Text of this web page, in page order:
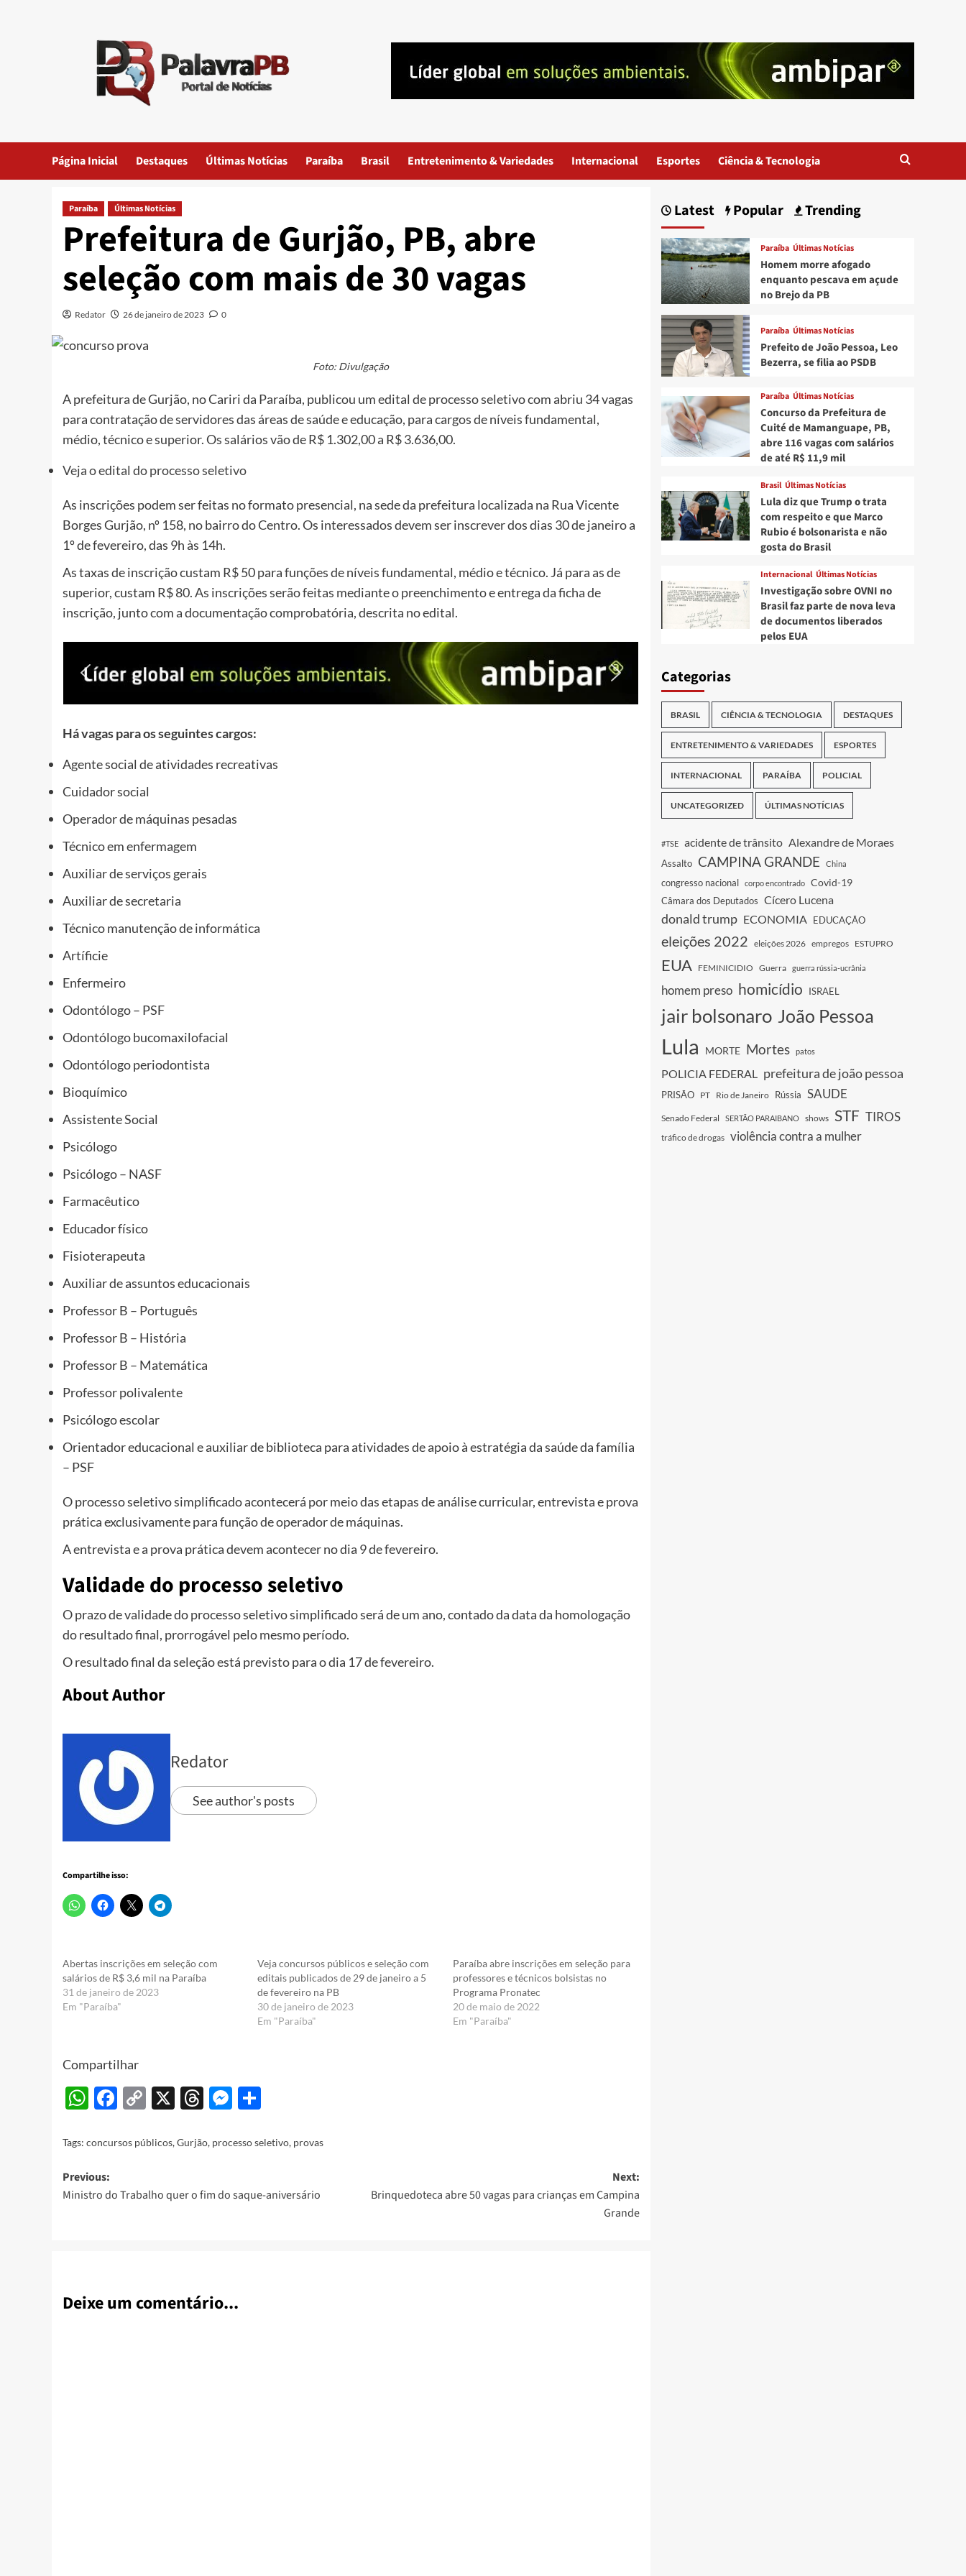
Página Inicial Destaques Últimas Notícias Paraíba Brasil Entretenimento & Variedades Internacional Esportes Ciência & Tecnologia
Paraíba Últimas Notícias
Prefeitura de Gurjão, PB, abre
seleção com mais de 30 vagas
Redator 26 de janeiro de 2023 0
Foto: Divulgação
A prefeitura de Gurjão, no Cariri da Paraíba, publicou um edital de processo seletivo com abriu 34 vagas
para contratação de servidores das áreas de saúde e educação, para cargos de níveis fundamental,
médio, técnico e superior. Os salários vão de R$ 1.302,00 a R$ 3.636,00.
Veja o edital do processo seletivo
As inscrições podem ser feitas no formato presencial, na sede da prefeitura localizada na Rua Vicente
Borges Gurjão, nº 158, no bairro do Centro. Os interessados devem ser inscrever dos dias 30 de janeiro a
1º de fevereiro, das 9h às 14h.
As taxas de inscrição custam R$ 50 para funções de níveis fundamental, médio e técnico. Já para as de
superior, custam R$ 80. As inscrições serão feitas mediante o preenchimento e entrega da ficha de
inscrição, junto com a documentação comprobatória, descrita no edital.
Há vagas para os seguintes cargos:
Agente social de atividades recreativas
Cuidador social
Operador de máquinas pesadas
Técnico em enfermagem
Auxiliar de serviços gerais
Auxiliar de secretaria
Técnico manutenção de informática
Artíficie
Enfermeiro
Odontólogo – PSF
Odontólogo bucomaxilofacial
Odontólogo periodontista
Bioquímico
Assistente Social
Psicólogo
Psicólogo – NASF
Farmacêutico
Educador físico
Fisioterapeuta
Auxiliar de assuntos educacionais
Professor B – Português
Professor B – História
Professor B – Matemática
Professor polivalente
Psicólogo escolar
Orientador educacional e auxiliar de biblioteca para atividades de apoio à estratégia da saúde da família
– PSF
O processo seletivo simplificado acontecerá por meio das etapas de análise curricular, entrevista e prova
prática exclusivamente para função de operador de máquinas.
A entrevista e a prova prática devem acontecer no dia 9 de fevereiro.
Validade do processo seletivo
O prazo de validade do processo seletivo simplificado será de um ano, contado da data da homologação
do resultado final, prorrogável pelo mesmo período.
O resultado final da seleção está previsto para o dia 17 de fevereiro.
About Author
Redator
See author's posts
Compartilhe isso:
Abertas inscrições em seleção com
salários de R$ 3,6 mil na Paraíba
31 de janeiro de 2023
Em "Paraíba"
Veja concursos públicos e seleção com
editais publicados de 29 de janeiro a 5
de fevereiro na PB
30 de janeiro de 2023
Em "Paraíba"
Paraíba abre inscrições em seleção para
professores e técnicos bolsistas no
Programa Pronatec
20 de maio de 2022
Em "Paraíba"
Compartilhar
WhatsApp
Facebook
Copy
X Threads
Messenger
Tags: concursos públicos,Gurjão, processo seletivo, provas
Post
navigation
Previous:
Ministro do Trabalho quer o fim do saque-aniversário
Next:
Brinquedoteca abre 50 vagas para crianças em Campina
Grande
Deixe um comentário...
Latest Popular Trending
Paraíba Últimas Notícias
Homem morre afogado
enquanto pescava em açude
no Brejo da PB
Paraíba Últimas Notícias
Prefeito de João Pessoa, Leo
Bezerra, se filia ao PSDB
Paraíba Últimas Notícias
Concurso da Prefeitura de
Cuité de Mamanguape, PB,
abre 116 vagas com salários
de até R$ 11,9 mil
Brasil Últimas Notícias
Lula diz que Trump o trata
com respeito e que Marco
Rubio é bolsonarista e não
gosta do Brasil
Internacional Últimas Notícias
Investigação sobre OVNI no
Brasil faz parte de nova leva
de documentos liberados
pelos EUA
Categorias
BRASIL CIÊNCIA & TECNOLOGIA DESTAQUES
ENTRETENIMENTO & VARIEDADES ESPORTES
INTERNACIONAL PARAÍBA POLICIAL
UNCATEGORIZED ÚLTIMAS NOTÍCIAS
#TSE acidente de trânsito Alexandre de Moraes
Assalto CAMPINA GRANDE China
congresso nacional corpo encontrado Covid-19
Câmara dos Deputados Cícero Lucena
donald trump ECONOMIA EDUCAÇÃO
eleições 2022 eleições 2026 empregos ESTUPRO
EUA FEMINICIDIO Guerra guerra rússia-ucrânia
homem preso homicídio ISRAEL
jair bolsonaro João Pessoa
Lula MORTE Mortes patos
POLICIA FEDERAL prefeitura de joão pessoa
PRISÃO PT Rio de Janeiro Rússia SAUDE
Senado Federal SERTÃO PARAIBANO shows STF TIROS
tráfico de drogas violência contra a mulher